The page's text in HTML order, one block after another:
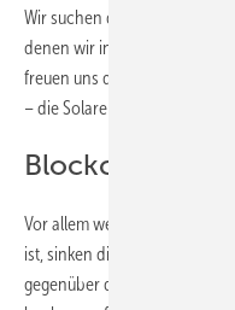
Wir suchen derzeit aktiv nach
denen wir in Spanien und
freuen uns darauf, weitere
– die Solarenergie ist
Blockchain
Vor allem wenn die Sonne
ist, sinken die
gegenüber dem derzeit